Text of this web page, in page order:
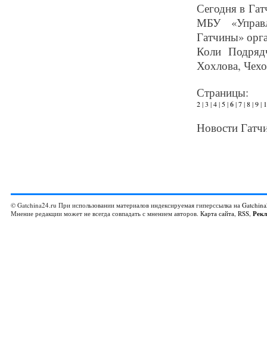
Сегодня в
МБУ
Гатчины»
Коли
Хохлова,
Страницы:
2|3 |4| 5|6|7|8|9|
Новости
© Gatchina24.ru При использовании материалов индексируемая гиперссылка на
Мнение редакции может не всегда совпадать с мнением авторов. Карта сайта, RSS,